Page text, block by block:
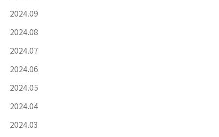
2024.09
2024.08
2024.07
2024.06
2024.05
2024.04
2024.03